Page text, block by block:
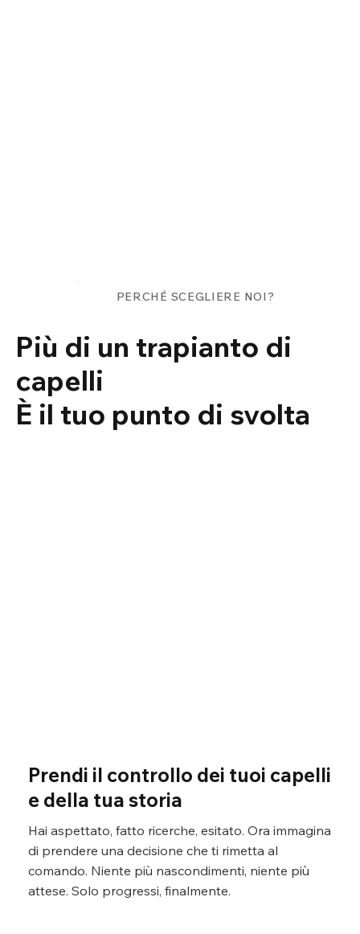
PERCHÉ SCEGLIERE NOI?
Più di un trapianto di
capelli
È il tuo punto di svolta
Prendi il controllo dei tuoi capelli
e della tua storia
Hai aspettato, fatto ricerche, esitato. Ora immagina
di prendere una decisione che ti rimetta al
comando. Niente più nascondimenti, niente più
attese. Solo progressi, finalmente.